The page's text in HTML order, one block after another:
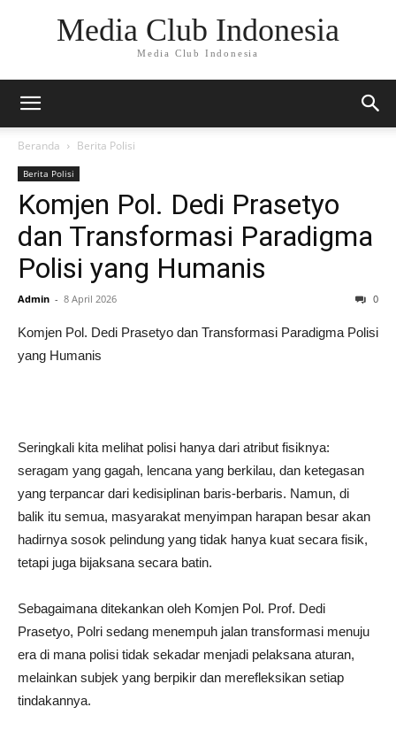
Media Club Indonesia
Media Club Indonesia
Beranda Berita Polisi
Berita Polisi
Komjen Pol. Dedi Prasetyo
dan Transformasi Paradigma
Polisi yang Humanis
Admin - 8 April 2026 0
Komjen Pol. Dedi Prasetyo dan Transformasi Paradigma Polisi
yang Humanis
Seringkali kita melihat polisi hanya dari atribut fisiknya:
seragam yang gagah, lencana yang berkilau, dan ketegasan
yang terpancar dari kedisiplinan baris-berbaris. Namun, di
balik itu semua, masyarakat menyimpan harapan besar akan
hadirnya sosok pelindung yang tidak hanya kuat secara fisik,
tetapi juga bijaksana secara batin.
Sebagaimana ditekankan oleh Komjen Pol. Prof. Dedi
Prasetyo, Polri sedang menempuh jalan transformasi menuju
era di mana polisi tidak sekadar menjadi pelaksana aturan,
melainkan subjek yang berpikir dan merefleksikan setiap
tindakannya.